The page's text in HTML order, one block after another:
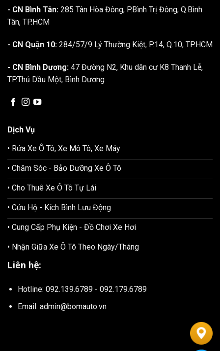
- CN Bình Tân: 285 Tân Hòa Đông, P.Bình Trị Đông, Q.Bình
Tân, TP.HCM
- CN Quận 10: 284/57/9 Lý Thường Kiệt, P.14, Q.10, TP.HCM
- CN Bình Dương: 47 Đường N2, Khu dân cư K8 Thanh Lễ,
TP.Thủ Dầu Một, Bình Dương
Dịch Vụ
• Rửa Xe Ô Tô, Xe Mô Tô, Xe Máy
• Chăm Sóc - Bảo Dưỡng Xe Ô Tô
• Cho Thuê Xe Ô Tô Tự Lái
• Cứu Hộ - Kích Bình Lưu Động
• Cung Cấp Phụ Kiện - Đồ Chơi Xe Hơi
• Nhận Giữa Xe Ô Tô Theo Ngày/Tháng
Liên hệ:
Hotline: 092.139.6789 - 092.179.6789
Email: admin@bomauto.vn